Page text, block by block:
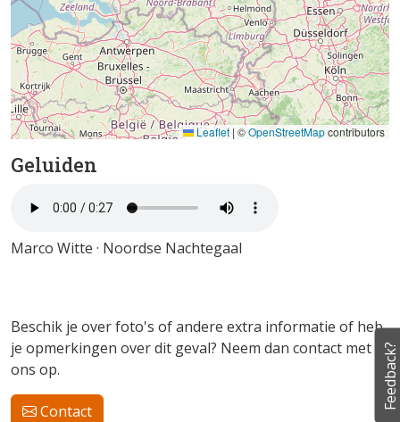
Leaflet| ©OpenStreetMapcontributors
Geluiden
Marco Witte · Noordse Nachtegaal
Beschik je over foto's of andere extra informatie of heb
je opmerkingen over dit geval? Neem dan contact met
ons op.
Contact
Feedback?